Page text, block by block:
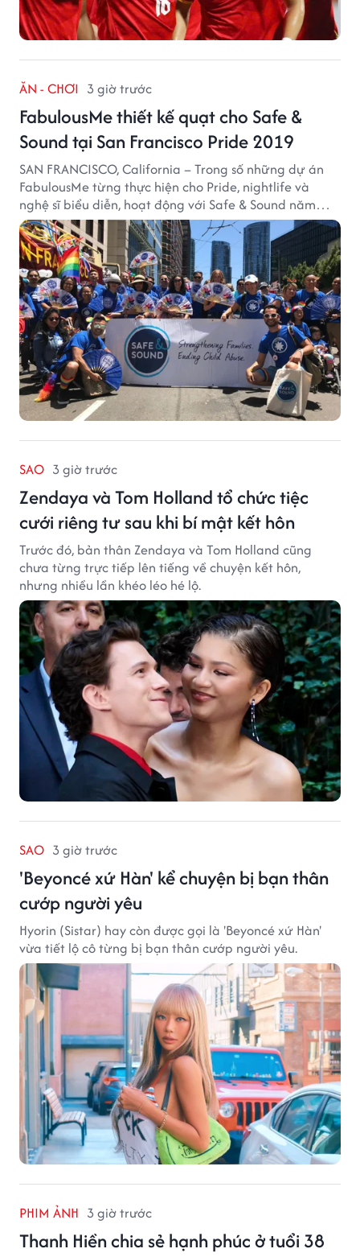
ĂN - CHƠI 3 giờ trước
FabulousMe thiết kế quạt cho Safe &
Sound tại San Francisco Pride 2019
SAN FRANCISCO, California – Trong số những dự án
FabulousMe từng thực hiện cho Pride, nightlife và
nghệ sĩ biểu diễn, hoạt động với Safe & Sound năm
2019 mang một bối cảnh khác biệt. Safe & Sound là tổ
chức phi lợi nhuận tại San Francisco hoạt động trong
lĩnh vực phòng ngừa bạo hành trẻ em, hỗ trợ gia đình
và xây dựng môi trường an toàn cho trẻ em.
SAO 3 giờ trước
Zendaya và Tom Holland tổ chức tiệc
cưới riêng tư sau khi bí mật kết hôn
Trước đó, bản thân Zendaya và Tom Holland cũng
chưa từng trực tiếp lên tiếng về chuyện kết hôn,
nhưng nhiều lần khéo léo hé lộ.
SAO 3 giờ trước
'Beyoncé xứ Hàn' kể chuyện bị bạn thân
cướp người yêu
Hyorin (Sistar) hay còn được gọi là 'Beyoncé xứ Hàn'
vừa tiết lộ cô từng bị bạn thân cướp người yêu.
PHIM ẢNH 3 giờ trước
Thanh Hiền chia sẻ hạnh phúc ở tuổi 38